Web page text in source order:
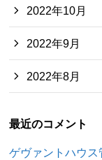
2022年10月
2022年9月
2022年8月
最近のコメント
ゲヴァントハウ